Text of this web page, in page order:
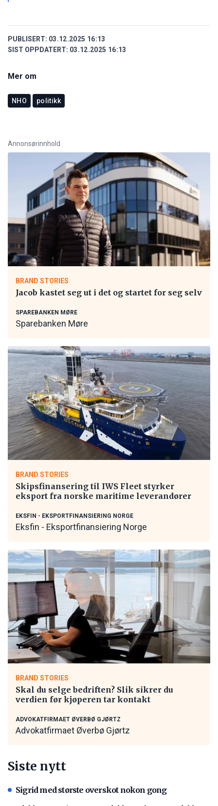
PUBLISERT: 03.12.2025 16:13
SIST OPPDATERT: 03.12.2025 16:13
Mer om
NHO politikk
Annonsørinnhold
BRAND STORIES
Jacob kastet seg ut i det og startet for seg selv
SPAREBANKEN MØRE
Sparebanken Møre
BRAND STORIES
Skipsfinansering til IWS Fleet styrker
eksport fra norske maritime leverandører
EKSFIN - EKSPORTFINANSIERING NORGE
Eksfin - Eksportfinansiering Norge
BRAND STORIES
Skal du selge bedriften? Slik sikrer du
verdien før kjøperen tar kontakt
ADVOKATFIRMAET ØVERBØ GJØRTZ
Advokatfirmaet Øverbø Gjørtz
Siste nytt
Sigrid med største overskot nokon gong